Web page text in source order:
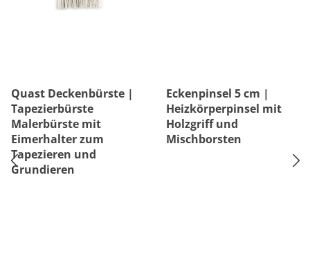
Quast Deckenbürste |
Tapezierbürste
Malerbürste mit
Eimerhalter zum
Tapezieren und
Grundieren
Eckenpinsel 5 cm |
Heizkörperpinsel mit
Holzgriff und
Mischborsten